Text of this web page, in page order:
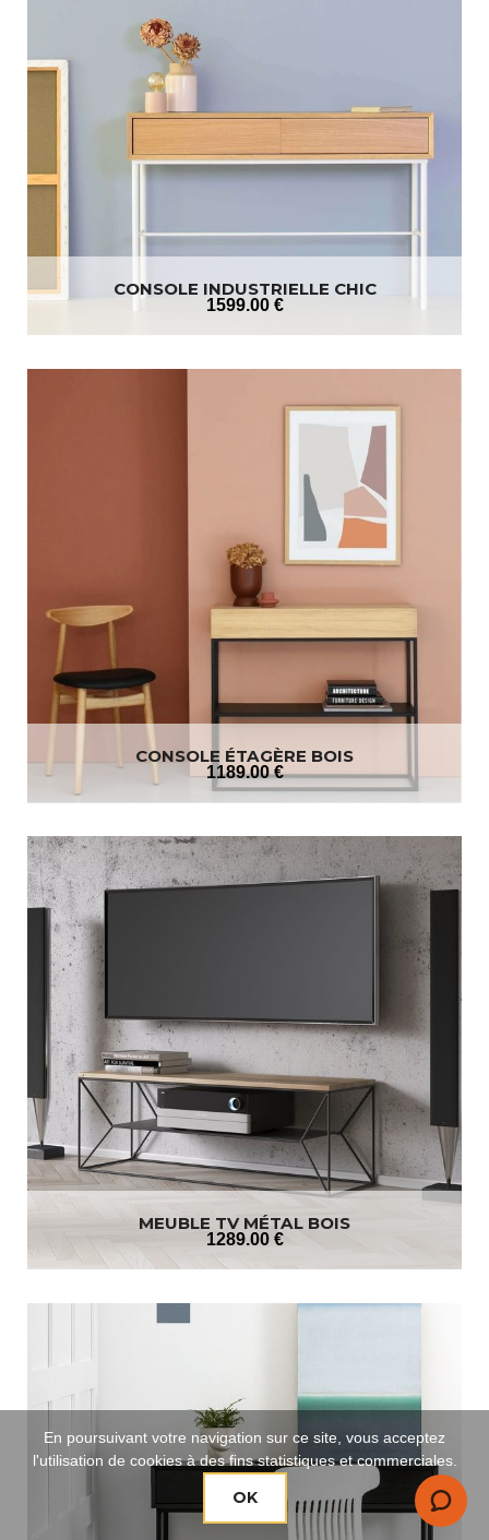
CONSOLE INDUSTRIELLE CHIC
1599.00 €
CONSOLE ÉTAGÈRE BOIS
1189.00 €
MEUBLE TV MÉTAL BOIS
1289.00 €
En poursuivant votre navigation sur ce site, vous acceptez
l'utilisation de cookies à des fins statistiques et commerciales.
OK